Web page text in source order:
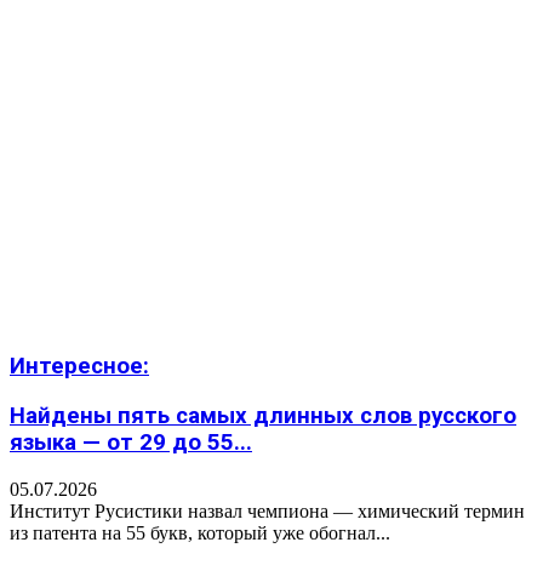
Интересное:
Найдены пять самых длинных слов русского
языка — от 29 до 55...
05.07.2026
Институт Русистики назвал чемпиона — химический термин
из патента на 55 букв, который уже обогнал...